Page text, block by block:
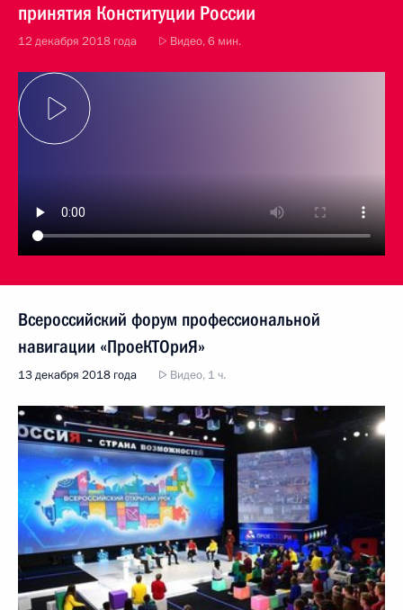
принятия Конституции России
12 декабря 2018 года Видео, 6 мин.
Всероссийский форум профессиональной
навигации «ПроеКТОриЯ»
13 декабря 2018 года Видео, 1 ч.